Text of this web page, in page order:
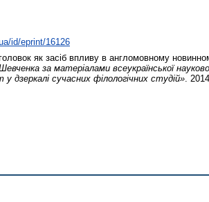
id/eprint/16126
як засіб впливу в англомовному
за матеріалами всеукраїнської
дзеркалі сучасних філологічних студій» .